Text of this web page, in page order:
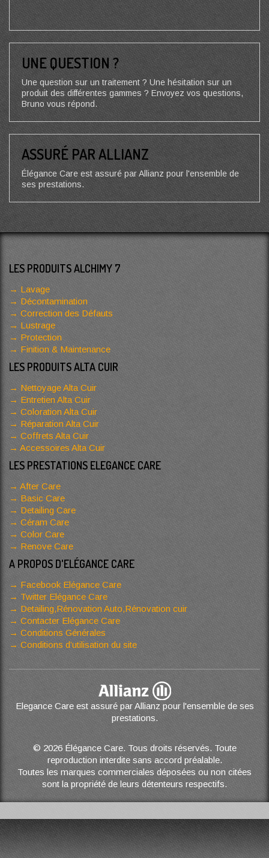
UNE QUESTION ?
Une question sur un traitement ? Une hésitation sur un
produit des différentes gammes ? Envoyez vos questions,
Bruno vous répond.
ASSURÉ PAR ALLIANZ
Élégance Care est assuré par Allianz pour l'ensemble de
ses prestations.
LES PRODUITS ALCHIMY 7
Lavage
Décontamination
Correction des Défauts
Lustrage
Protection
Finition & Maintenance
LES PRODUITS ALTA CUIR
Nettoyage Alta Cuir
Entretien Alta Cuir
Coloration Alta Cuir
Réparation Alta Cuir
Coffrets Alta Cuir
Accessoires Alta Cuir
LES PRESTATIONS ELEGANCE CARE
After Care
Basic Care
Detailing Care
Céram Care
Color Care
Renove Care
A PROPOS D'ELÉGANCE CARE
Facebook Elégance Care
Twitter Elégance Care
Detailing,Rénovation Auto,Rénovation cuir
Contacter Elégance Care
Conditions Générales
Conditions d’utilisation du site
Elegance Care est assuré par Allianz pour l'ensemble de ses
prestations.
© 2026 Élégance Care. Tous droits réservés. Toute
reproduction interdite sans accord préalable.
Toutes les marques commerciales déposées ou non citées
sont la propriété de leurs détenteurs respectifs.